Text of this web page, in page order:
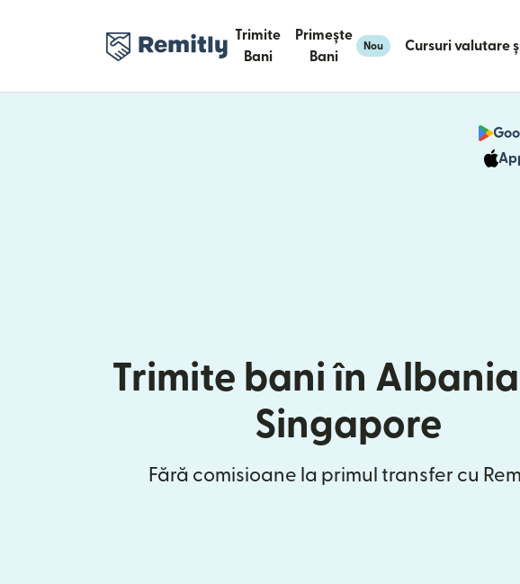
Trimite
Bani
Primește
Bani
Nou Cursuri valutare
Trimite bani în
Singapore
Fără comisioane la primul transfer cu